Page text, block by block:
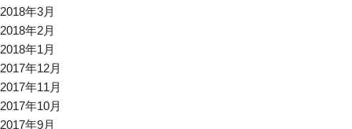
2018年3月
2018年2月
2018年1月
2017年12月
2017年11月
2017年10月
2017年9月